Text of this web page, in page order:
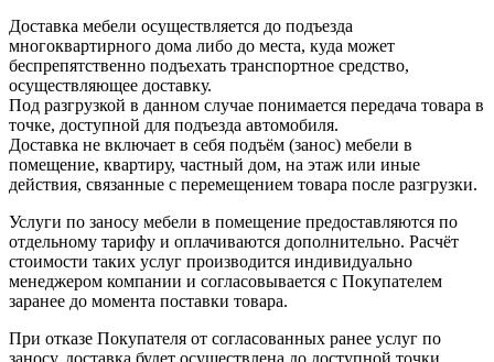
Доставка мебели осуществляется до подъезда
многоквартирного дома либо до места, куда может
беспрепятственно подъехать транспортное средство,
осуществляющее доставку.
Под разгрузкой в данном случае понимается передача товара в
точке, доступной для подъезда автомобиля.
Доставка не включает в себя подъём (занос) мебели в
помещение, квартиру, частный дом, на этаж или иные
действия, связанные с перемещением товара после разгрузки.
Услуги по заносу мебели в помещение предоставляются по
отдельному тарифу и оплачиваются дополнительно. Расчёт
стоимости таких услуг производится индивидуально
менеджером компании и согласовывается с Покупателем
заранее до момента поставки товара.
При отказе Покупателя от согласованных ранее услуг по